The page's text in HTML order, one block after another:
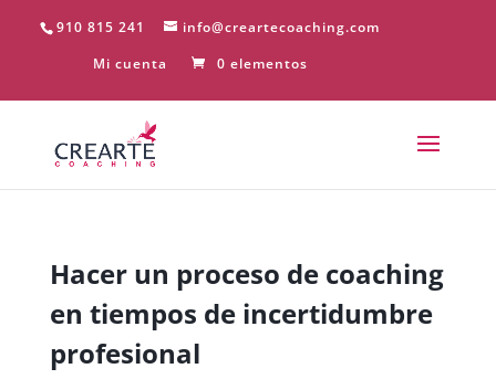
910 815 241
info@creartecoaching.com
Mi cuenta
0 elementos
Hacer un proceso de coaching
en tiempos de incertidumbre
profesional